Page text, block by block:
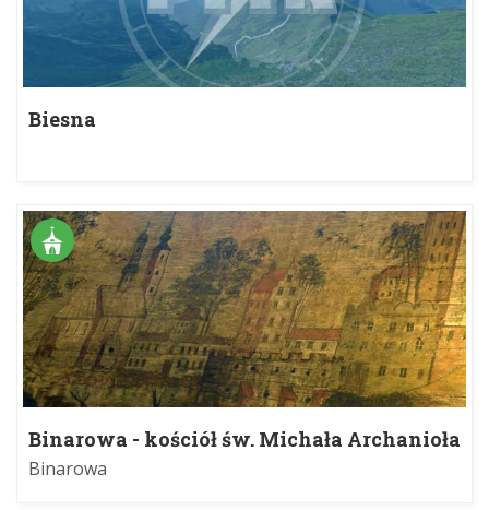
Biesna
Binarowa - kościół św. Michała Archanioła
Binarowa